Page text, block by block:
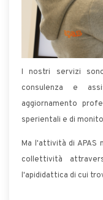
I nostri servizi
consulenza e
aggiornamento
sperientali e di
Ma l'attività di APAS
collettività
l'apididattica di cui